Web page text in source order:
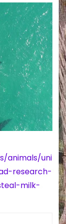
animals/uni
research-
milk-